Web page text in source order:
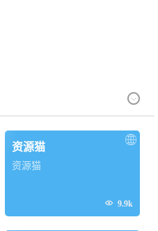

资源猫
资源猫
 9.9k